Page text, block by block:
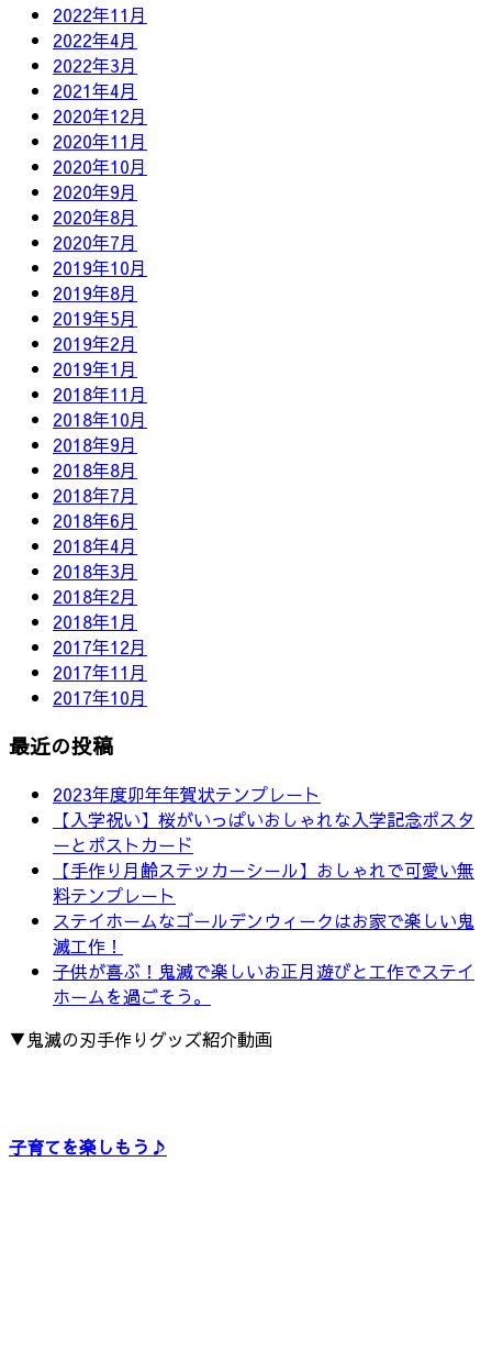
2022年11月
2022年4月
2022年3月
2021年4月
2020年12月
2020年11月
2020年10月
2020年9月
2020年8月
2020年7月
2019年10月
2019年8月
2019年5月
2019年2月
2019年1月
2018年11月
2018年10月
2018年9月
2018年8月
2018年7月
2018年6月
2018年4月
2018年3月
2018年2月
2018年1月
2017年12月
2017年11月
2017年10月
最近の投稿
2023年度卯年年賀状テンプレート
【入学祝い】桜がいっぱいおしゃれな入学記念ポスタ
ーとポストカード
【手作り月齢ステッカーシール】おしゃれで可愛い無
料テンプレート
ステイホームなゴールデンウィークはお家で楽しい鬼
滅工作！
子供が喜ぶ！鬼滅で楽しいお正月遊びと工作でステイ
ホームを過ごそう。
▼鬼滅の刃手作りグッズ紹介動画
子育てを楽しもう♪